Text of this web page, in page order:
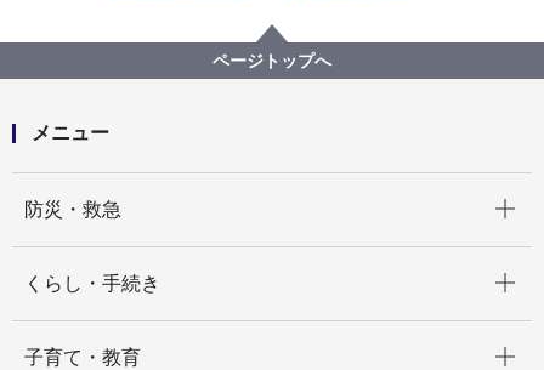
ページトップへ
メニュー
防災・救急
くらし・手続き
子育て・教育